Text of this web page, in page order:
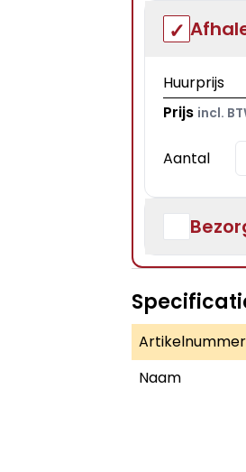
Huurprijs
Prijs incl.
Aantal
Artikelnummer
Naam